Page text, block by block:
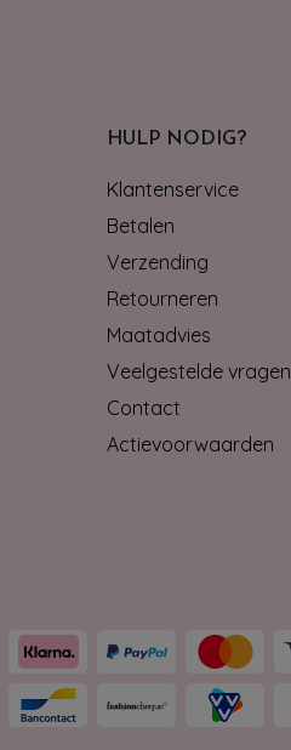
HULP NODIG?
Klantenservice
Betalen
Verzending
Retourneren
Maatadvies
Veelgestelde vragen
Contact
Actievoorwaarden